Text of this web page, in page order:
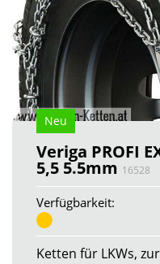
Neu
Veriga PROFI
5,5 5.5mm 16528
Verfügbarkeit:
Ketten für LKWs,